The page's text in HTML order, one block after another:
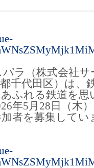
パラ（株式会社
千代田区）は、
ふれる鉄道を
年5月28日（木
者を募集してい